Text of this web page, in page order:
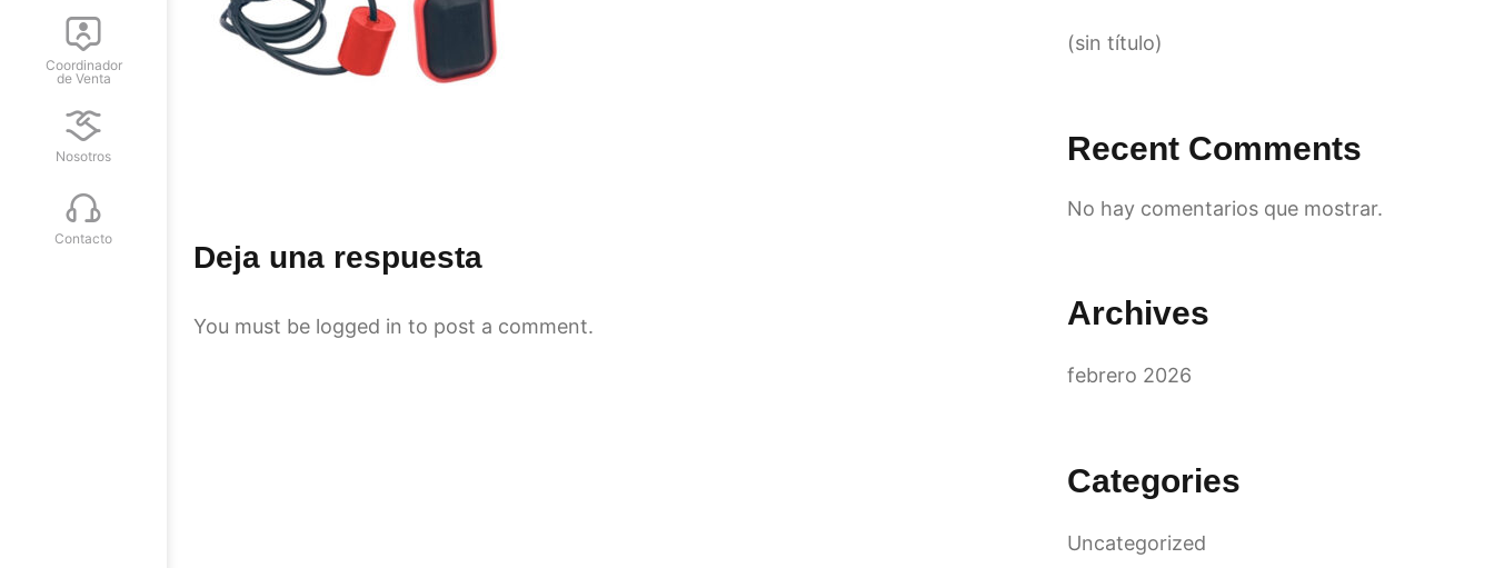
Coordinador
de Venta
Nosotros
Contacto
(sin título)
Recent Comments
No hay comentarios que mostrar.
Archives
febrero 2026
Categories
Uncategorized
Deja una respuesta
You must be logged in to post a comment.